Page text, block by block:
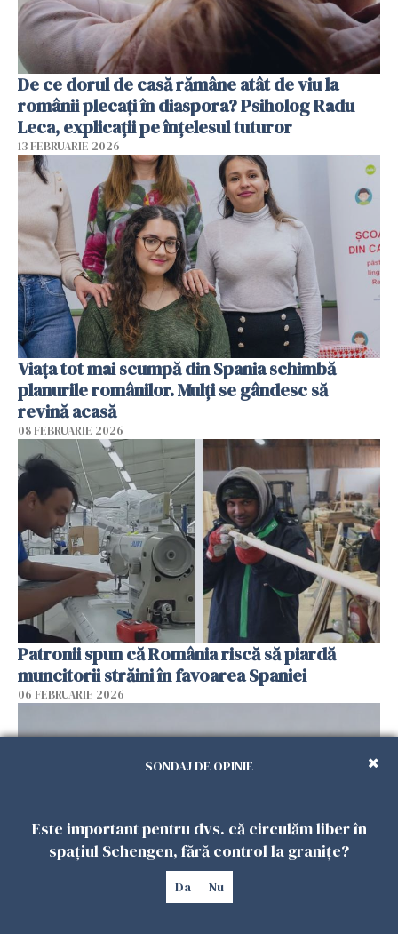
De ce dorul de casă rămâne atât de viu la
românii plecați în diaspora? Psiholog Radu
Leca, explicații pe înțelesul tuturor
13 FEBRUARIE 2026
Viața tot mai scumpă din Spania schimbă
planurile românilor. Mulți se gândesc să
revină acasă
08 FEBRUARIE 2026
Patronii spun că România riscă să piardă
muncitorii străini în favoarea Spaniei
06 FEBRUARIE 2026
SONDAJ DE OPINIE
Este important pentru dvs. că circulăm liber în
spațiul Schengen, fără control la granițe?
Da Nu